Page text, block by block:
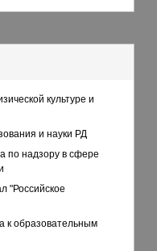
культуре и
и науки РД
по надзору в сфере
"Российское
к образовательным